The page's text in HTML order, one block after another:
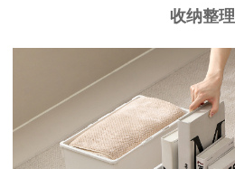
收纳整理